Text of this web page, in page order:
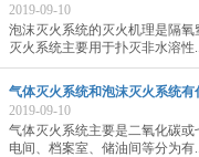
2019-09-10
泡沫灭火系统的灭火机理是隔
灭火系统主要用于扑灭非水溶性...
气体灭火系统和泡沫灭火系统有
2019-09-10
气体灭火系统主要是二氧化碳
电间、档案室、储油间等分为有...